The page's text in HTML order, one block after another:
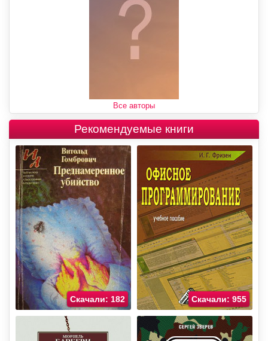
Все авторы
Рекомендуемые книги
Скачали: 182 Скачали: 955